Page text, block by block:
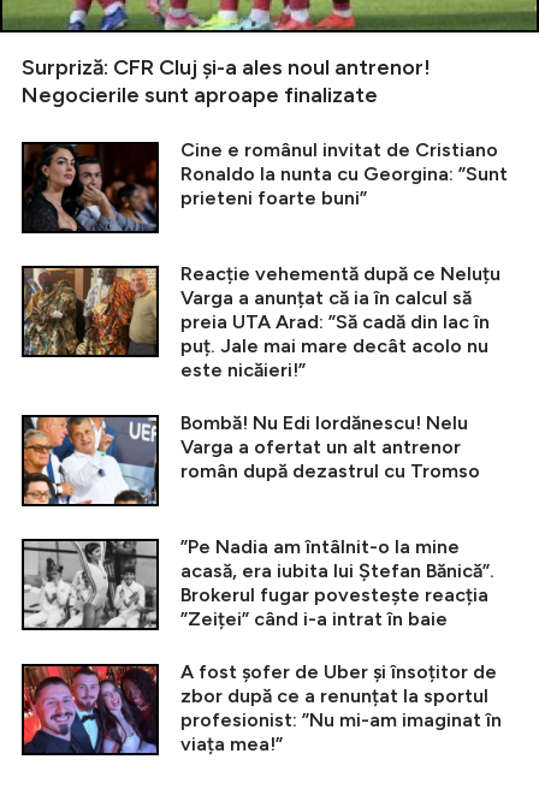
Surpriză: CFR Cluj și-a ales noul antrenor!
Negocierile sunt aproape finalizate
Cine e românul invitat de Cristiano
Ronaldo la nunta cu Georgina: ”Sunt
prieteni foarte buni”
Reacție vehementă după ce Neluțu
Varga a anunțat că ia în calcul să
preia UTA Arad: ”Să cadă din lac în
puț. Jale mai mare decât acolo nu
este nicăieri!”
Bombă! Nu Edi Iordănescu! Nelu
Varga a ofertat un alt antrenor
român după dezastrul cu Tromso
”Pe Nadia am întâlnit-o la mine
acasă, era iubita lui Ștefan Bănică”.
Brokerul fugar povestește reacția
”Zeiței” când i-a intrat în baie
A fost șofer de Uber și însoțitor de
zbor după ce a renunțat la sportul
profesionist: ”Nu mi-am imaginat în
viața mea!”